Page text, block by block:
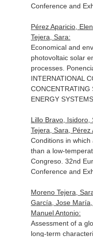
Conference and
Pérez Aparicio,
Tejera, Sara:
Economical and
photovoltaic solar
processes.
INTERNATIONAL
CONCENTRATING
ENERGY
Lillo Bravo, Isidoro,
Tejera, Sara, Pérez
Conditions in
than a low-
Congreso. 32nd
Conference and
Moreno Tejera,
García, Jose
Manuel Antonio:
Assessment of a
long-term